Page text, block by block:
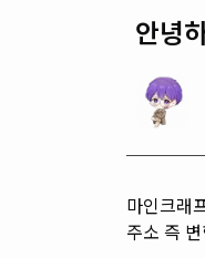
안녕
마인크래
주소 즉